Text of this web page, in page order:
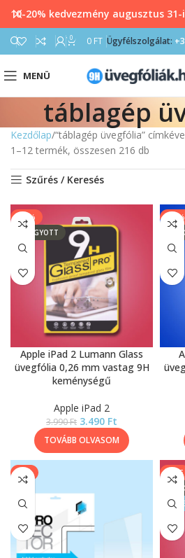
0 0 FT Ügyfélszolgálat:
MENÜ
táblagép
Kezdőlap “táblagép üvegfólia”
1–12 termék, összesen 216 db
Szűrés / Keresés
-13%
ELFOGYOTT
Apple iPad 2 Lumann Glass
üvegfólia 0,26 mm vastag 9H
keménységű
Apple iPad 2
3.990Ft 3.490 Ft
TOVÁBB OLVASOM
-14%
-9%
SALE
10-20% kedvezmény augusztus